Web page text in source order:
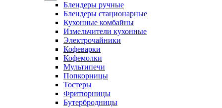
Блендеры ручные
Блендеры стационарные
Кухонные комбайны
Измельчители кухонные
Электрочайники
Кофеварки
Кофемолки
Мультипечи
Попкорницы
Тостеры
Фритюрницы
Бутербродницы